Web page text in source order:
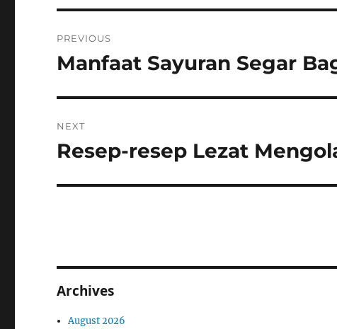
navigation
PREVIOUS
Previous
Manfaat Sayuran Segar
NEXT
Next
Resep-resep Lezat
Archives
August 2026